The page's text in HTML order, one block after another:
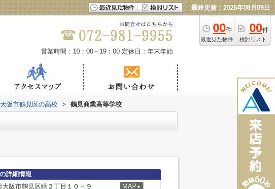
最終更新：2026年08月09日
00件
最近見た物件
00件
検討リスト
営業時間：10：00～19：00 定休日：年末年始
大阪市鶴見区の高校 > 鶴見商業高等学校
詳細情報
大阪市鶴見区緑２丁目１０－９ MAP ▼